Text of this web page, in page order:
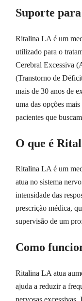
Suporte
Ritalina LA é um
utilizado para o
Cerebral Excessiva
(Transtorno de
mais de 30 anos de
uma das opções
pacientes que
O que é
Ritalina LA é um
atua no sistema
intensidade das
prescrição médica,
supervisão de um
Como
Ritalina LA atua
ajuda a reduzir a